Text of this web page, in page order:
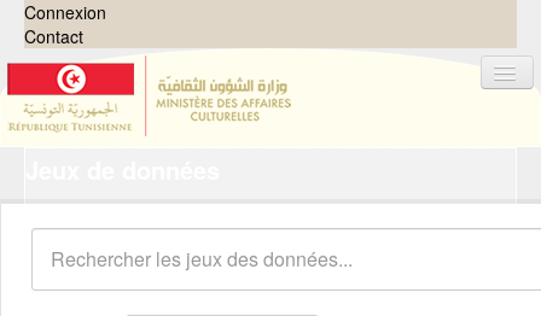
Connexion
Contact
Organisations
Groupes
Demandes 0